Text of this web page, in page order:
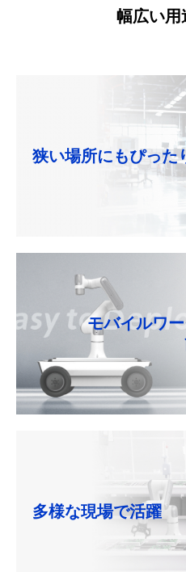
幅広い用
狭い場所にもぴった
モバイルワ
多様な現場で活躍